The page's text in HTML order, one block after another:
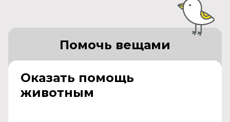
Оказать помощь
животным
Помочь вещами